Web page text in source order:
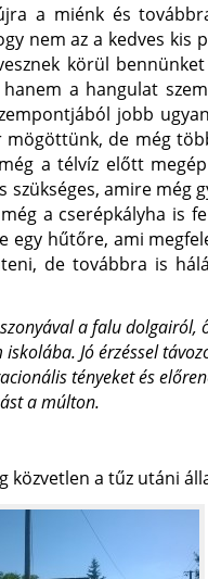
a miénk és
nem az a kedves kis
körül
a hangulat
jobb
de még
a télvíz előtt
szükséges, amire még
a cserépkályha is
egy hűtőre, ami
de továbbra is
a falu dolgairól,
Jó érzéssel
tényeket és
a múlton.
közvetlen a tűz utáni